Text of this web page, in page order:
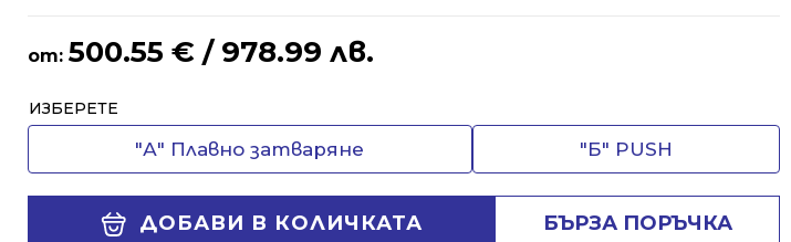
от: 500.55 € / 978.99 лв.
ИЗБЕРЕТЕ
"А" Плавно затваряне "Б" PUSH
ДОБАВИ В КОЛИЧКАТА БЪРЗА ПОРЪЧКА
Alternative: